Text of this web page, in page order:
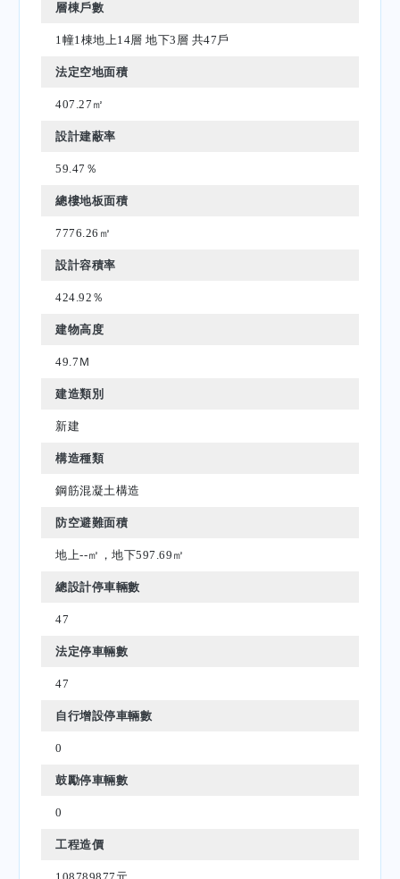
層棟戶數
1幢1棟地上14層 地下3層 共47戶
法定空地面積
407.27㎡
設計建蔽率
59.47％
總樓地板面積
7776.26㎡
設計容積率
424.92％
建物高度
49.7Ｍ
建造類別
新建
構造種類
鋼筋混凝土構造
防空避難面積
地上--㎡，地下597.69㎡
總設計停車輛數
47
法定停車輛數
47
自行增設停車輛數
0
鼓勵停車輛數
0
工程造價